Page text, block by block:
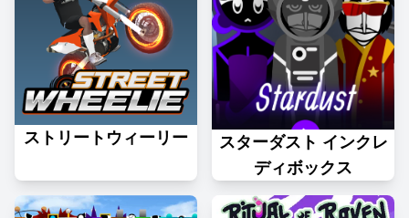
ストリートウィーリー
スターダスト インクレ
ディボックス